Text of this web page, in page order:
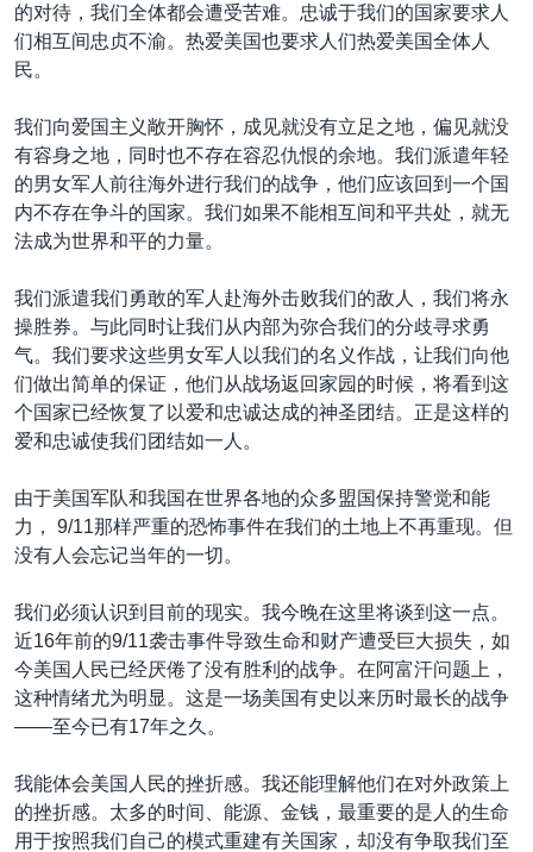
的对待，我们全体都会遭受苦难。忠诚于我们的国家要求人
们相互间忠贞不渝。热爱美国也要求人们热爱美国全体人
民。
我们向爱国主义敞开胸怀，成见就没有立足之地，偏见就没
有容身之地，同时也不存在容忍仇恨的余地。我们派遣年轻
的男女军人前往海外进行我们的战争，他们应该回到一个国
内不存在争斗的国家。我们如果不能相互间和平共处，就无
法成为世界和平的力量。
我们派遣我们勇敢的军人赴海外击败我们的敌人，我们将永
操胜券。与此同时让我们从内部为弥合我们的分歧寻求勇
气。我们要求这些男女军人以我们的名义作战，让我们向他
们做出简单的保证，他们从战场返回家园的时候，将看到这
个国家已经恢复了以爱和忠诚达成的神圣团结。正是这样的
爱和忠诚使我们团结如一人。
由于美国军队和我国在世界各地的众多盟国保持警觉和能
力， 9/11那样严重的恐怖事件在我们的土地上不再重现。但
没有人会忘记当年的一切。
我们必须认识到目前的现实。我今晚在这里将谈到这一点。
近16年前的9/11袭击事件导致生命和财产遭受巨大损失，如
今美国人民已经厌倦了没有胜利的战争。在阿富汗问题上，
这种情绪尤为明显。这是一场美国有史以来历时最长的战争
——至今已有17年之久。
我能体会美国人民的挫折感。我还能理解他们在对外政策上
的挫折感。太多的时间、能源、金钱，最重要的是人的生命
用于按照我们自己的模式重建有关国家，却没有争取我们至